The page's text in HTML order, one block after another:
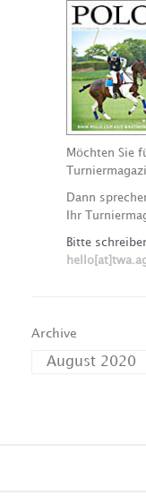
Möchten Sie
Dann
Ihr
Bitte
Archive